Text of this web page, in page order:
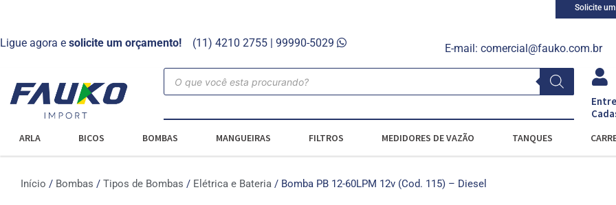
Solicite
Ligue agora e solicite um orçamento! (11) 4210 2755 | 99990-5029 E-mail: comercial@fauko.com.br
ARLA BICOS BOMBAS MANGUEIRAS FILTROS MEDIDORES DE VAZÃO TANQUES
Início / Bombas / Tipos de Bombas / Elétrica e Bateria / Bomba PB 12-60LPM 12v (Cod. 115) – Diesel